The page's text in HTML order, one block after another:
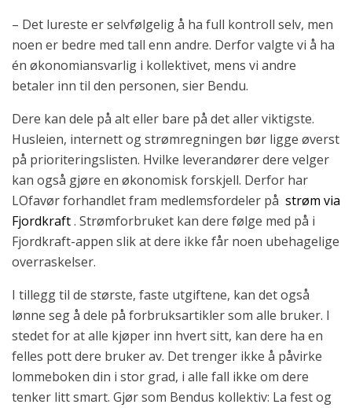
– Det lureste er selvfølgelig å ha full kontroll selv, men
noen er bedre med tall enn andre. Derfor valgte vi å ha
én økonomiansvarlig i kollektivet, mens vi andre
betaler inn til den personen, sier Bendu.
Dere kan dele på alt eller bare på det aller viktigste.
Husleien, internett og strømregningen bør ligge øverst
på prioriteringslisten. Hvilke leverandører dere velger
kan også gjøre en økonomisk forskjell. Derfor har
LOfavør forhandlet fram medlemsfordeler på strøm via
Fjordkraft. Strømforbruket kan dere følge med på i
Fjordkraft-appen slik at dere ikke får noen ubehagelige
overraskelser.
I tillegg til de største, faste utgiftene, kan det også
lønne seg å dele på forbruksartikler som alle bruker. I
stedet for at alle kjøper inn hvert sitt, kan dere ha en
felles pott dere bruker av. Det trenger ikke å påvirke
lommeboken din i stor grad, i alle fall ikke om dere
tenker litt smart. Gjør som Bendus kollektiv: La fest og